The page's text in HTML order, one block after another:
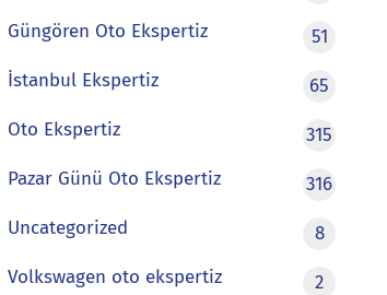
Güngören Oto Ekspertiz
51
İstanbul Ekspertiz
65
Oto Ekspertiz
315
Pazar Günü Oto Ekspertiz
316
Uncategorized
8
Volkswagen oto ekspertiz
2